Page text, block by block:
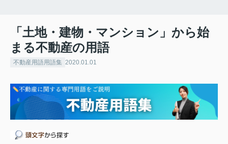
「土地・建物・マンション」から始
まる不動産の用語
不動産用語用語集 2020.01.01